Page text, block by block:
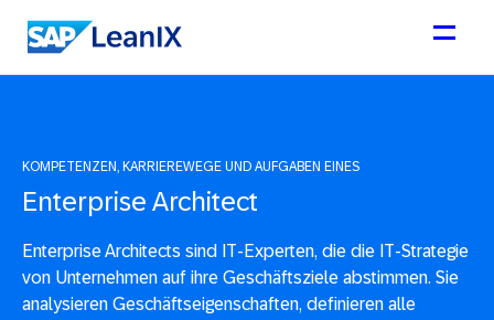
KOMPETENZEN, KARRIEREWEGE UND AUFGABEN EINES
Enterprise Architect
Enterprise Architects sind IT-Experten, die die IT-Strategie
von Unternehmen auf ihre Geschäftsziele abstimmen. Sie
analysieren Geschäftseigenschaften, definieren alle